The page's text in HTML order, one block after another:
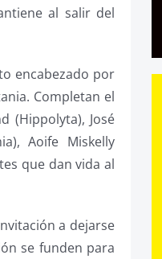
al salir del
encabezado por
Completan el
(Hippolyta), José
Aoife Miskelly
que dan vida al
a dejarse
se funden para